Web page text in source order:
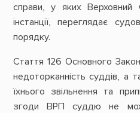
справи, у яких
інстанції, переглядає
порядку.
Стаття 126 Основного
недоторканність суддів, а
їхнього звільнення та
згоди ВРП суддю не